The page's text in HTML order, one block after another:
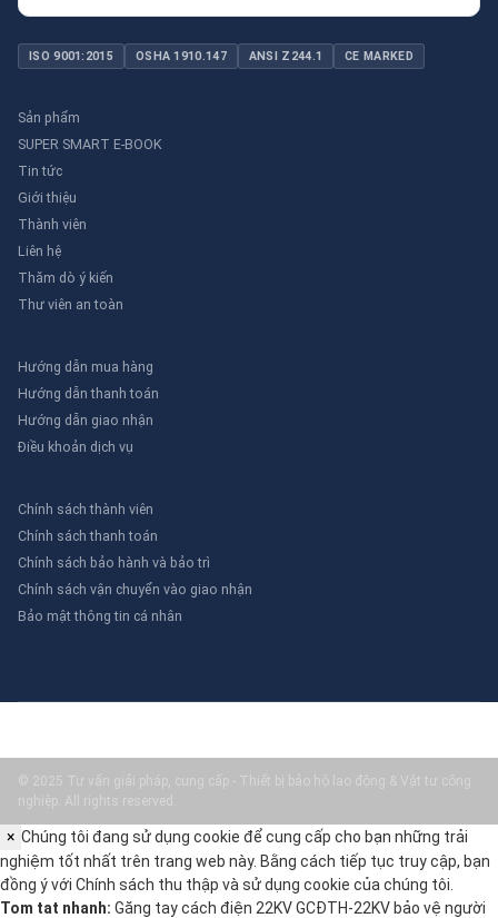
ISO 9001:2015 OSHA 1910.147 ANSI Z244.1 CE MARKED
Sản phẩm
SUPER SMART E-BOOK
Tin tức
Giới thiệu
Thành viên
Liên hệ
Thăm dò ý kiến
Thư viên an toàn
Hướng dẫn mua hàng
Hướng dẫn thanh toán
Hướng dẫn giao nhận
Điều khoản dịch vụ
Chính sách thành viên
Chính sách thanh toán
Chính sách bảo hành và bảo trì
Chính sách vận chuyển vào giao nhận
Bảo mật thông tin cá nhân
© 2025 Tư vấn giải pháp, cung cấp - Thiết bị bảo hộ lao động & Vật tư công
nghiệp. All rights reserved.
× Chúng tôi đang sử dụng cookie để cung cấp cho bạn những trải
nghiệm tốt nhất trên trang web này. Bằng cách tiếp tục truy cập, bạn
đồng ý với Chính sách thu thập và sử dụng cookie của chúng tôi.
Tom tat nhanh: Găng tay cách điện 22KV GCĐTH-22KV bảo vệ người